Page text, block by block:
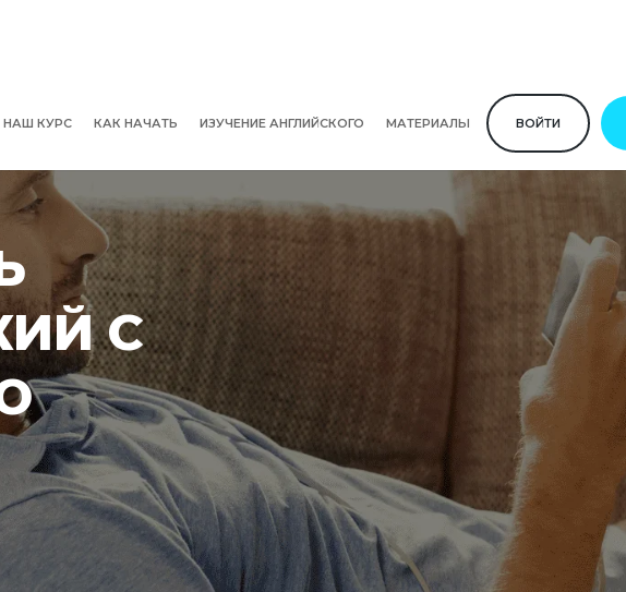
НАШ КУРС КАК НАЧАТЬ ИЗУЧЕНИЕ АНГЛИЙСКОГО МАТЕРИАЛЫ ВОЙТИ
С